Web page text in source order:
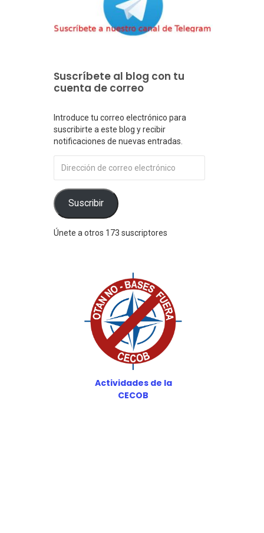
Suscríbete al blog con tu
cuenta de correo
Introduce tu correo electrónico para
suscribirte a este blog y recibir
notificaciones de nuevas entradas.
de
correo
electrónico
Suscribir
Únete a otros 173 suscriptores
Actividades de la
CECOB